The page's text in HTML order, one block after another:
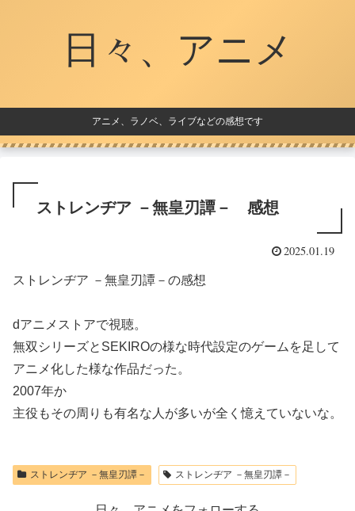
日々、アニメ
アニメ、ラノベ、ライブなどの感想です
ストレンヂア －無皇刃譚－ 感想
2025.01.19
ストレンヂア －無皇刃譚－の感想
dアニメストアで視聴。
無双シリーズとSEKIROの様な時代設定のゲームを足して
アニメ化した様な作品だった。
2007年か
主役もその周りも有名な人が多いが全く憶えていないな。
ストレンヂア －無皇刃譚－ ストレンヂア －無皇刃譚－